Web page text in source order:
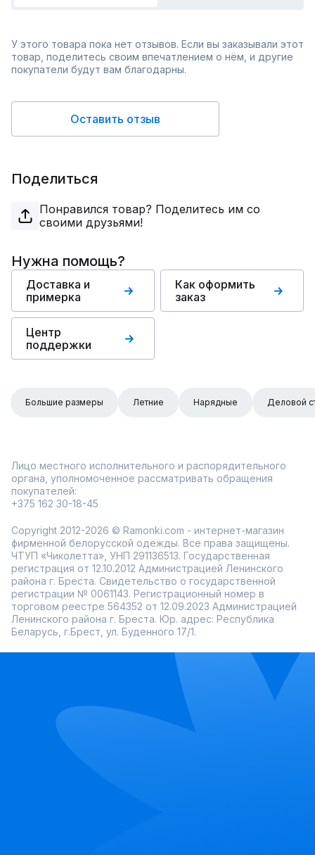
У этого товара пока нет отзывов. Если вы заказывали этот
товар, поделитесь своим впечатлением о нём, и другие
покупатели будут вам благодарны.
Оставить отзыв
Поделиться
Понравился товар? Поделитесь им со
своими друзьями!
Нужна помощь?
Доставка и
примерка
Как оформить
заказ
Центр
поддержки
Большие размеры Летние Нарядные Деловой
Лицо местного исполнительного и распорядительного
органа, уполномоченное рассматривать обращения
покупателей:
+375 162 30-18-45
Copyright 2012-2026 © Ramonki.com - интернет-магазин
фирменной белорусской одежды. Все права защищены.
ЧТУП «Чиколетта», УНП 291136513. Государственная
регистрация от 12.10.2012 Администрацией Ленинского
района г. Бреста. Свидетельство о государственной
регистрации № 0061143. Регистрационный номер в
торговом реестре 564352 от 12.09.2023 Администрацией
Ленинского района г. Бреста. Юр. адрес: Республика
Беларусь, г.Брест, ул. Буденного 17/1.